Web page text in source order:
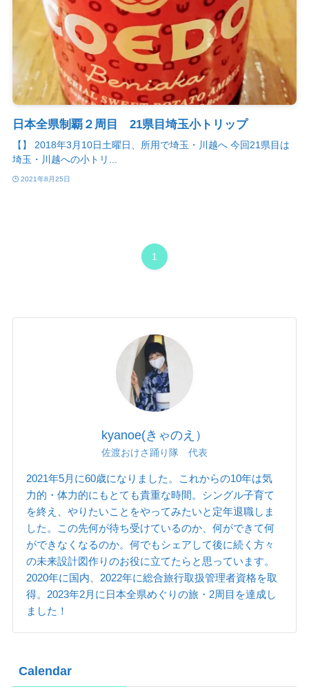
日本全県制覇２周目 21県目埼玉小トリップ
【】 2018年3月10日土曜日、所用で埼玉・川越へ 今回21県目は
埼玉・川越への小トリ...
2021年8月25日
1
kyanoe(きゃのえ）
佐渡おけさ踊り隊 代表
2021年5月に60歳になりました。これからの10年は気
力的・体力的にもとても貴重な時間。シングル子育て
を終え、やりたいことをやってみたいと定年退職しま
した。この先何が待ち受けているのか、何ができて何
ができなくなるのか。何でもシェアして後に続く方々
の未来設計図作りのお役に立てたらと思っています。
2020年に国内、2022年に総合旅行取扱管理者資格を取
得。2023年2月に日本全県めぐりの旅・2周目を達成し
ました！
Calendar